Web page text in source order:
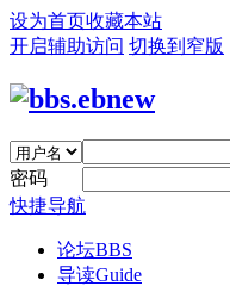
设为首页收藏本站
开启辅助访问 切换到窄版
密码
快捷导航
论坛BBS
导读Guide